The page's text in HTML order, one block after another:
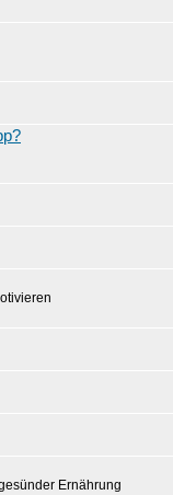
Ernährung